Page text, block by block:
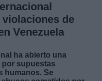
de
Venezuela
ha abierto una
por supuestas
humanos. Se